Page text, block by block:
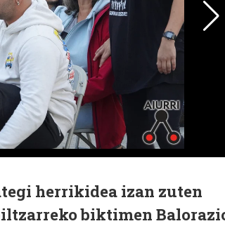
herrikidea izan zuten
biktimen